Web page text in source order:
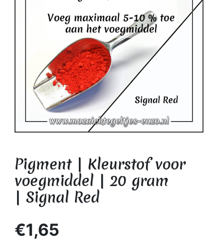
Pigment | Kleurstof voor
voegmiddel | 20 gram
| Signal Red
€1,65